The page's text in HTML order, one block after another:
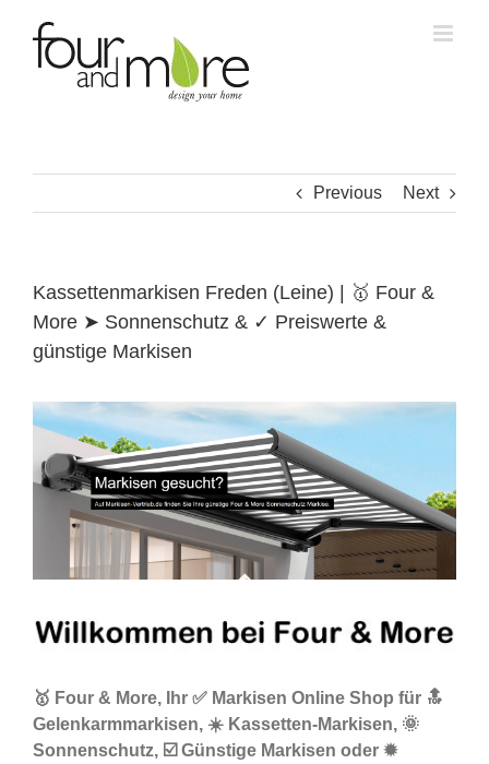
content
Previous Next
Kassettenmarkisen Freden (Leine) | 🥇 Four &
More ➤ Sonnenschutz & ✓ Preiswerte &
günstige Markisen
🥇 Four & More, Ihr ✅ Markisen Online Shop für 🔝
Gelenkarmmarkisen, ☀️ Kassetten-Markisen, 🌞
Sonnenschutz, ☑️ Günstige Markisen oder ✹